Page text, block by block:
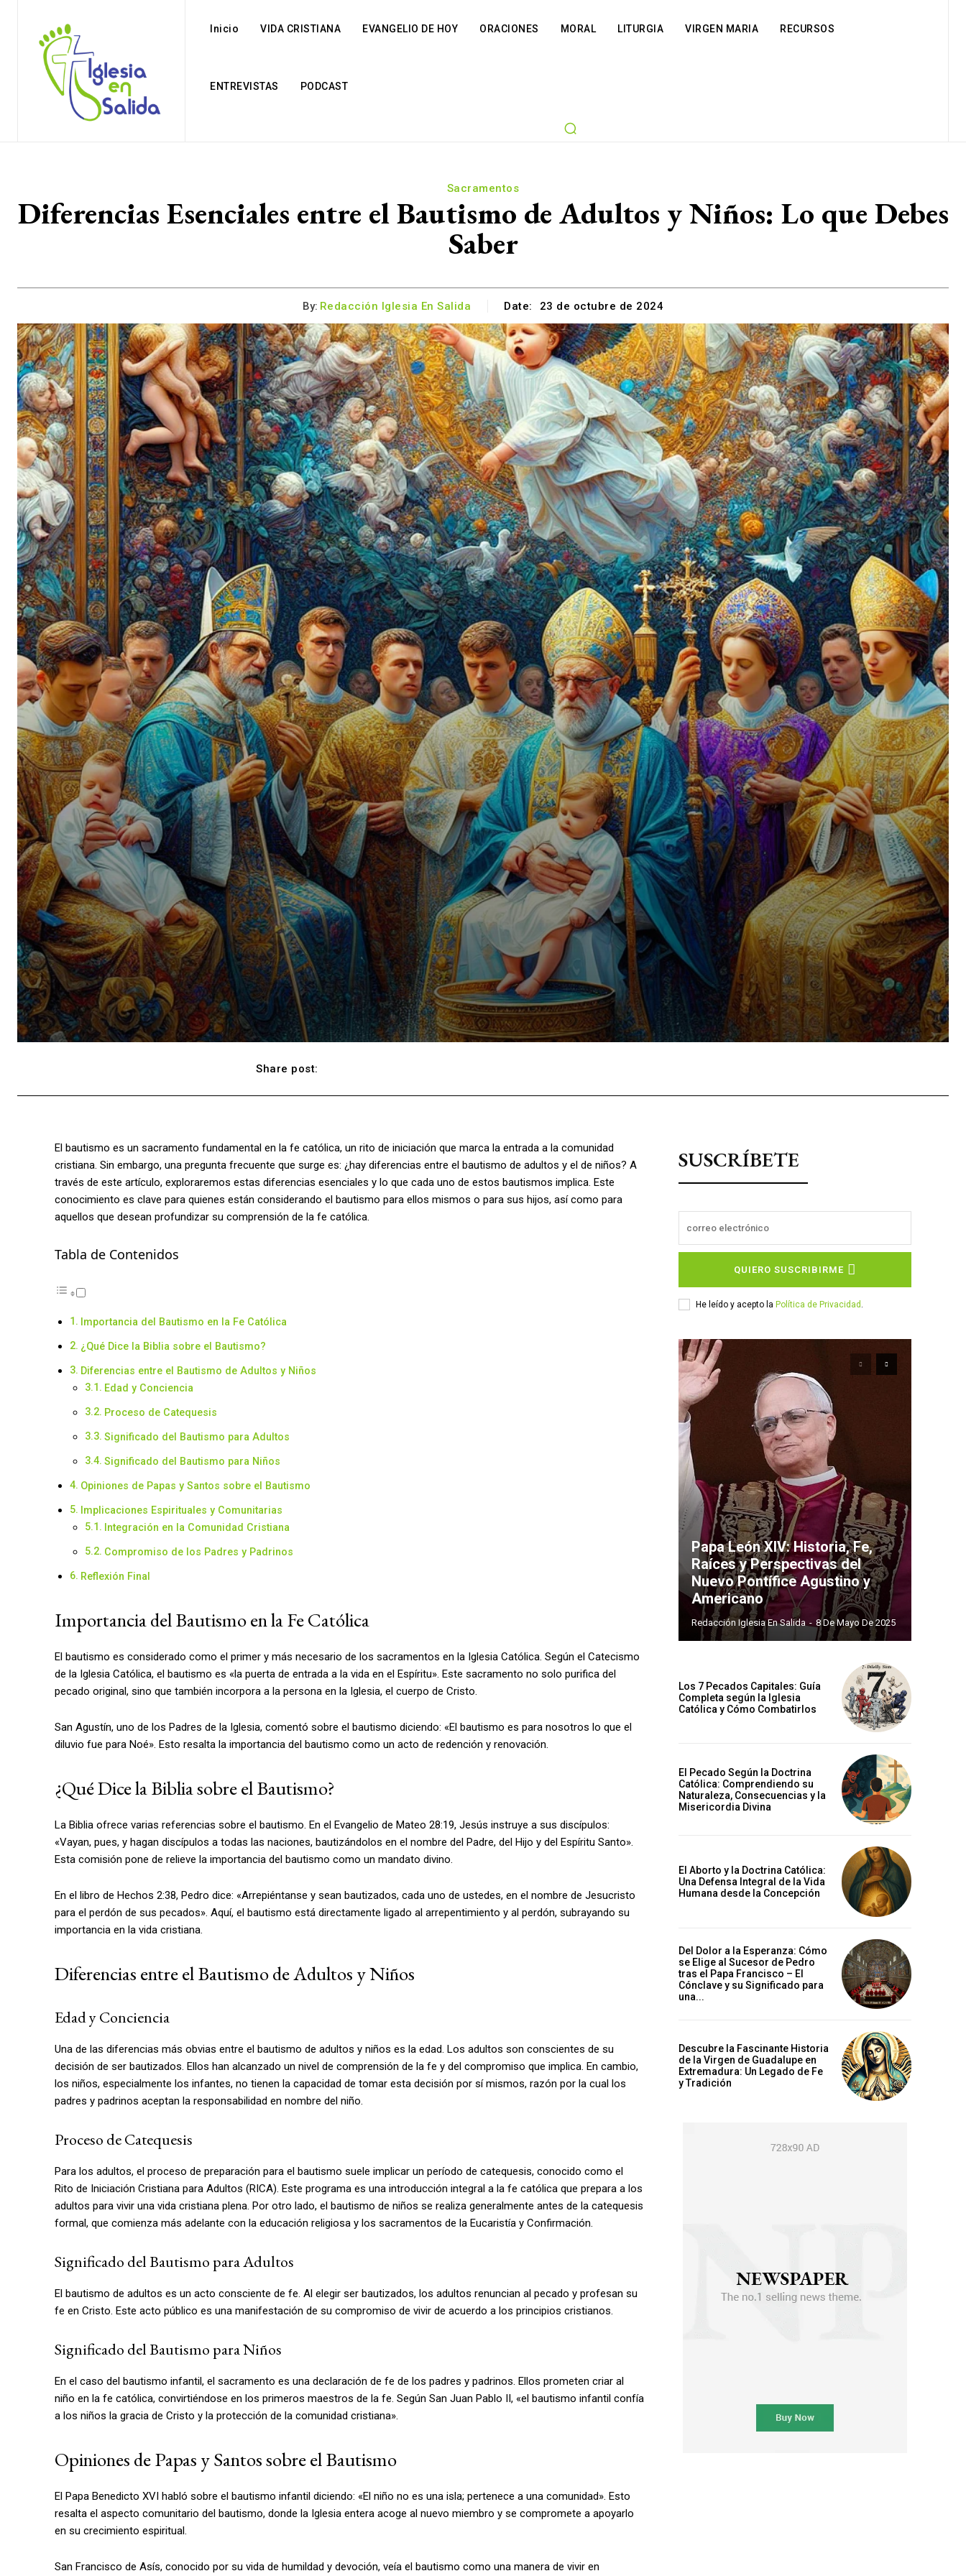
Inicio VIDA CRISTIANA EVANGELIO DE HOY ORACIONES MORAL LITURGIA VIRGEN MARIA RECURSOS
ENTREVISTAS PODCAST
Sacramentos
Diferencias Esenciales entre el Bautismo de Adultos y Niños: Lo que Debes
Saber
By: Redacción Iglesia En Salida Date: 23 de octubre de 2024
Share post:
El bautismo es un sacramento fundamental en la fe católica, un rito de iniciación que marca la entrada a la comunidad
cristiana. Sin embargo, una pregunta frecuente que surge es: ¿hay diferencias entre el bautismo de adultos y el de niños? A
través de este artículo, exploraremos estas diferencias esenciales y lo que cada uno de estos bautismos implica. Este
conocimiento es clave para quienes están considerando el bautismo para ellos mismos o para sus hijos, así como para
aquellos que desean profundizar su comprensión de la fe católica.
Tabla de Contenidos
Importancia del Bautismo en la Fe Católica
¿Qué Dice la Biblia sobre el Bautismo?
Diferencias entre el Bautismo de Adultos y Niños
Edad y Conciencia
Proceso de Catequesis
Significado del Bautismo para Adultos
Significado del Bautismo para Niños
Opiniones de Papas y Santos sobre el Bautismo
Implicaciones Espirituales y Comunitarias
Integración en la Comunidad Cristiana
Compromiso de los Padres y Padrinos
Reflexión Final
Importancia del Bautismo en la Fe Católica
El bautismo es considerado como el primer y más necesario de los sacramentos en la Iglesia Católica. Según el Catecismo
de la Iglesia Católica, el bautismo es «la puerta de entrada a la vida en el Espíritu». Este sacramento no solo purifica del
pecado original, sino que también incorpora a la persona en la Iglesia, el cuerpo de Cristo.
San Agustín, uno de los Padres de la Iglesia, comentó sobre el bautismo diciendo: «El bautismo es para nosotros lo que el
diluvio fue para Noé». Esto resalta la importancia del bautismo como un acto de redención y renovación.
¿Qué Dice la Biblia sobre el Bautismo?
La Biblia ofrece varias referencias sobre el bautismo. En el Evangelio de Mateo 28:19, Jesús instruye a sus discípulos:
«Vayan, pues, y hagan discípulos a todas las naciones, bautizándolos en el nombre del Padre, del Hijo y del Espíritu Santo».
Esta comisión pone de relieve la importancia del bautismo como un mandato divino.
En el libro de Hechos 2:38, Pedro dice: «Arrepiéntanse y sean bautizados, cada uno de ustedes, en el nombre de Jesucristo
para el perdón de sus pecados». Aquí, el bautismo está directamente ligado al arrepentimiento y al perdón, subrayando su
importancia en la vida cristiana.
Diferencias entre el Bautismo de Adultos y Niños
Edad y Conciencia
Una de las diferencias más obvias entre el bautismo de adultos y niños es la edad. Los adultos son conscientes de su
decisión de ser bautizados. Ellos han alcanzado un nivel de comprensión de la fe y del compromiso que implica. En cambio,
los niños, especialmente los infantes, no tienen la capacidad de tomar esta decisión por sí mismos, razón por la cual los
padres y padrinos aceptan la responsabilidad en nombre del niño.
Proceso de Catequesis
Para los adultos, el proceso de preparación para el bautismo suele implicar un período de catequesis, conocido como el
Rito de Iniciación Cristiana para Adultos (RICA). Este programa es una introducción integral a la fe católica que prepara a los
adultos para vivir una vida cristiana plena. Por otro lado, el bautismo de niños se realiza generalmente antes de la catequesis
formal, que comienza más adelante con la educación religiosa y los sacramentos de la Eucaristía y Confirmación.
Significado del Bautismo para Adultos
El bautismo de adultos es un acto consciente de fe. Al elegir ser bautizados, los adultos renuncian al pecado y profesan su
fe en Cristo. Este acto público es una manifestación de su compromiso de vivir de acuerdo a los principios cristianos.
Significado del Bautismo para Niños
En el caso del bautismo infantil, el sacramento es una declaración de fe de los padres y padrinos. Ellos prometen criar al
niño en la fe católica, convirtiéndose en los primeros maestros de la fe. Según San Juan Pablo II, «el bautismo infantil confía
a los niños la gracia de Cristo y la protección de la comunidad cristiana».
Opiniones de Papas y Santos sobre el Bautismo
El Papa Benedicto XVI habló sobre el bautismo infantil diciendo: «El niño no es una isla; pertenece a una comunidad». Esto
resalta el aspecto comunitario del bautismo, donde la Iglesia entera acoge al nuevo miembro y se compromete a apoyarlo
en su crecimiento espiritual.
San Francisco de Asís, conocido por su vida de humildad y devoción, veía el bautismo como una manera de vivir en
SUSCRÍBETE
QUIERO SUSCRIBIRME
He leído y acepto la Política de Privacidad
Papa León XIV: Historia, Fe,
Raíces y Perspectivas del
Nuevo Pontífice Agustino y
Americano
Redacción Iglesia En Salida - 8 De Mayo De 2025
Los 7 Pecados Capitales: Guía
Completa según la Iglesia
Católica y Cómo Combatirlos
El Pecado Según la Doctrina
Católica: Comprendiendo su
Naturaleza, Consecuencias y la
Misericordia Divina
El Aborto y la Doctrina Católica:
Una Defensa Integral de la Vida
Humana desde la Concepción
Del Dolor a la Esperanza: Cómo
se Elige al Sucesor de Pedro
tras el Papa Francisco – El
Cónclave y su Significado para
una...
Descubre la Fascinante Historia
de la Virgen de Guadalupe en
Extremadura: Un Legado de Fe
y Tradición